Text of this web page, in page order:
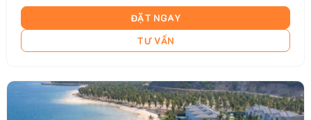
ĐẶT NGAY
TƯ VẤN